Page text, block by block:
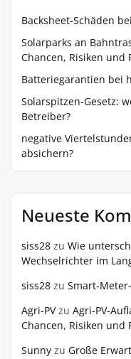
Backsheet-Schäden
Solarparks an
Chancen, Risiken und
Batteriegarantien bei
Solarspitzen-Gesetz:
Betreiber?
negative
absichern?
Neueste
siss28 zu Wie
Wechselrichter im
siss28 zu Smart-
Agri-PVzu Agri-PV-
Chancen, Risiken und
Sunny zu Große